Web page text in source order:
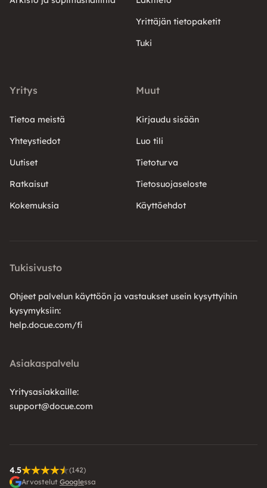
Yrittäjän tietopaketit
Tuki
Yritys
Tietoa meistä
Yhteystiedot
Uutiset
Ratkaisut
Kokemuksia
Muut
Kirjaudu sisään
Luo tili
Tietoturva
Tietosuojaseloste
Käyttöehdot
Tukisivusto
Ohjeet palvelun käyttöön ja vastaukset usein kysyttyihin
kysymyksiin:
help.docue.com/fi
Asiakaspalvelu
Yritysasiakkaille:
support@docue.com
4.5
(142)
Arvostelut Googlessa